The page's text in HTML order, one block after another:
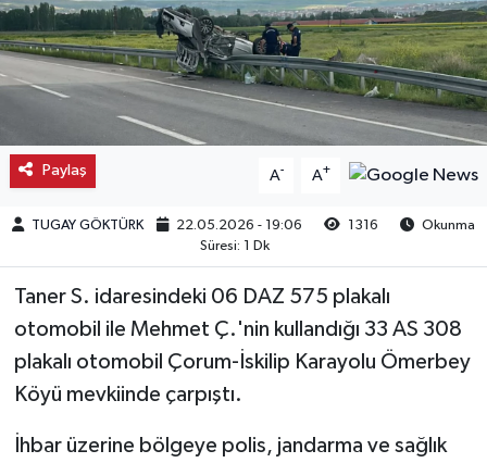
Paylaş A- A+
TUGAY GÖKTÜRK 22.05.2026 - 19:06 1316
Okunma
Süresi: 1 Dk
Taner S. idaresindeki 06 DAZ 575 plakalı
otomobil ile Mehmet Ç.'nin kullandığı 33 AS 308
plakalı otomobil Çorum-İskilip Karayolu Ömerbey
Köyü mevkiinde çarpıştı.
İhbar üzerine bölgeye polis, jandarma ve sağlık
Kargı
Laçin
Mecitözü
Osmancık
Sungurlu